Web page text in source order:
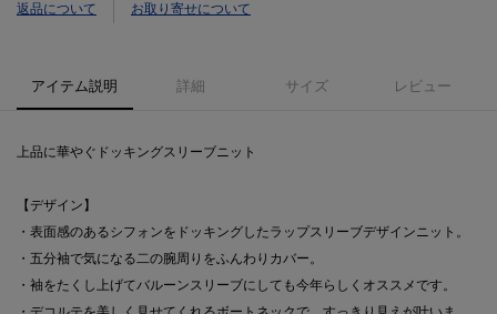
返品について お取り寄せについて
アイテム説明 詳細 サイズ レビュー
上品に華やぐドッキングスリーブニット
【デザイン】
・表面感のあるシフォンをドッキングしたラップスリーブデザインニット。
・五分袖で気になる二の腕周りをふんわりカバー。
・袖をたくし上げてバルーンスリーブにしても今年らしくオススメです。